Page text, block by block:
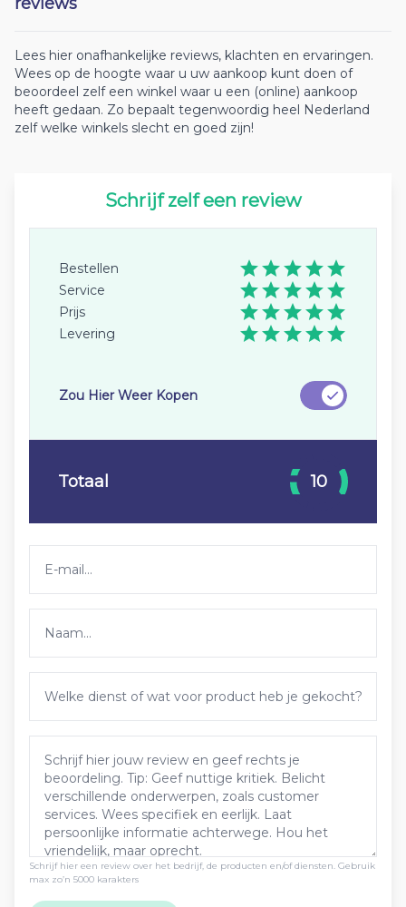
Lees hier onafhankelijke reviews, klachten en ervaringen.
Wees op de hoogte waar u uw aankoop kunt doen of
beoordeel zelf een winkel waar u een (online) aankoop
heeft gedaan. Zo bepaalt tegenwoordig heel Nederland
zelf welke winkels slecht en goed zijn!
Schrijf zelf een review
Schrijf hier een review over het bedrijf, de producten en/of diensten. Gebruik
max zo’n 5000 karakters
Bestellen
Service
Prijs
Levering
Zou Hier Weer Kopen
Totaal 10